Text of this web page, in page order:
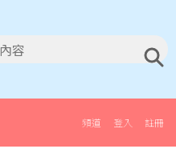
註冊
登入
頻道